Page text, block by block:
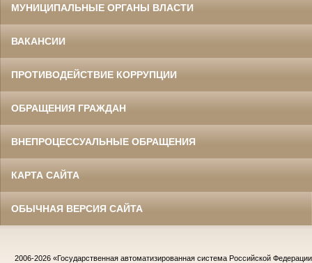
МУНИЦИПАЛЬНЫЕ ОРГАНЫ ВЛАСТИ
ВАКАНСИИ
ПРОТИВОДЕЙСТВИЕ КОРРУПЦИИ
ОБРАЩЕНИЯ ГРАЖДАН
ВНЕПРОЦЕССУАЛЬНЫЕ ОБРАЩЕНИЯ
КАРТА САЙТА
ОБЫЧНАЯ ВЕРСИЯ САЙТА
2006-2026 «Государственная автоматизированная система Российской